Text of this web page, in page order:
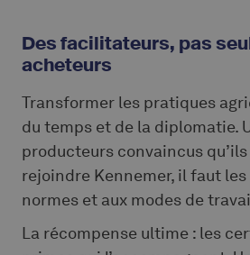
Des facilitateurs, pas
acheteurs
Transformer les pratiques
du temps et de la diplomatie.
producteurs convaincus
rejoindre Kennemer, il faut
normes et aux modes de
La récompense ultime : les